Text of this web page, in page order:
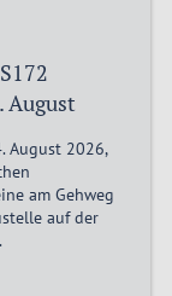
August
August 2026,
am Gehweg
auf der